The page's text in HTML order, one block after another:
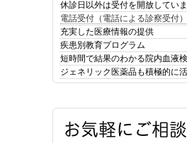
休診日以外は受付を開放してい
電話受付（電話による診察受付）
充実した医療情報の提供
疾患別教育プログラム
短時間で結果のわかる院内血液
ジェネリック医薬品も積極的に